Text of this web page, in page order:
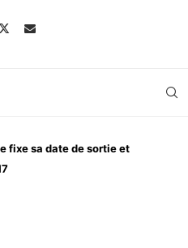
fixe sa date de sortie et